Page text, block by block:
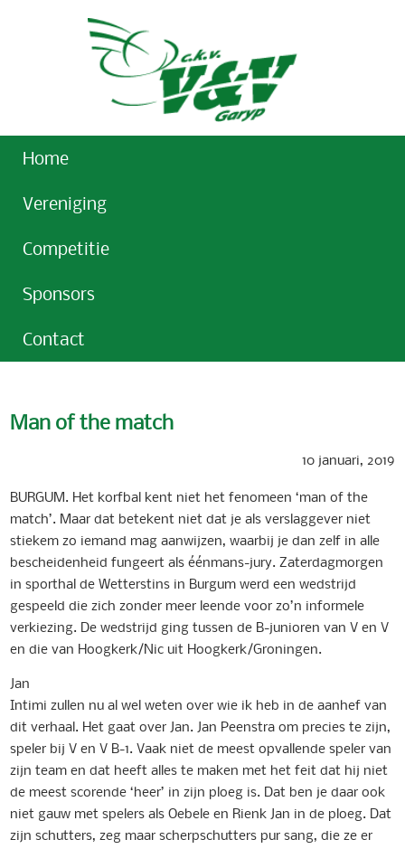
Home
Vereniging
Competitie
Sponsors
Contact
Man of the match
10 januari, 2019
BURGUM. Het korfbal kent niet het fenomeen ‘man of the
match’. Maar dat betekent niet dat je als verslaggever niet
stiekem zo iemand mag aanwijzen, waarbij je dan zelf in alle
bescheidenheid fungeert als éénmans-jury. Zaterdagmorgen
in sporthal de Wetterstins in Burgum werd een wedstrijd
gespeeld die zich zonder meer leende voor zo’n informele
verkiezing. De wedstrijd ging tussen de B-junioren van V en V
en die van Hoogkerk/Nic uit Hoogkerk/Groningen.
Jan
Intimi zullen nu al wel weten over wie ik heb in de aanhef van
dit verhaal. Het gaat over Jan. Jan Peenstra om precies te zijn,
speler bij V en V B-1. Vaak niet de meest opvallende speler van
zijn team en dat heeft alles te maken met het feit dat hij niet
de meest scorende ‘heer’ in zijn ploeg is. Dat ben je daar ook
niet gauw met spelers als Oebele en Rienk Jan in de ploeg. Dat
zijn schutters, zeg maar scherpschutters pur sang, die ze er